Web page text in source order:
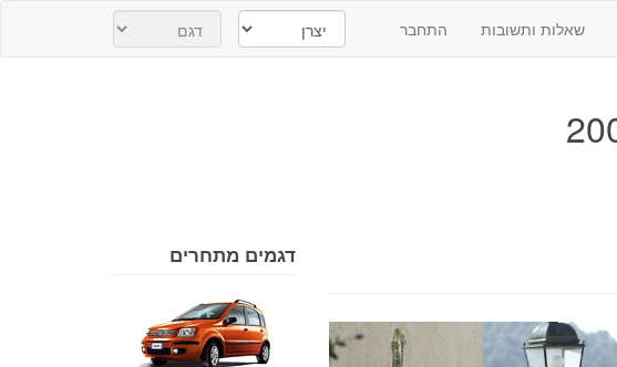
שאלות ותשובות התחבר
דגמים מתחרים